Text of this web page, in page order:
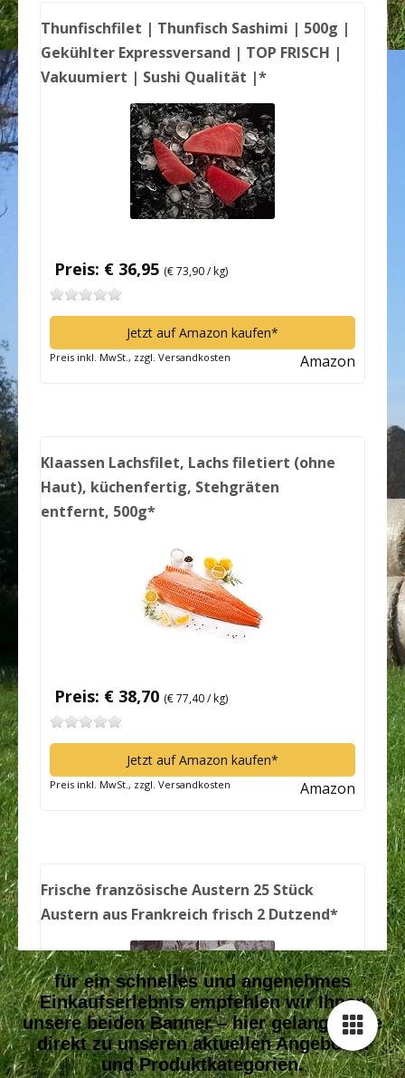
für ein schnelles und angenehmes
Einkaufserlebnis empfehlen wir Ihnen
unsere beiden Banner – hier gelangen Sie
direkt zu unseren aktuellen Angeboten
und Produktkategorien.